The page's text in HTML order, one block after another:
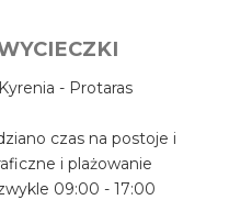
- Protaras
czas na postoje i
i plażowanie
09:00 - 17:00